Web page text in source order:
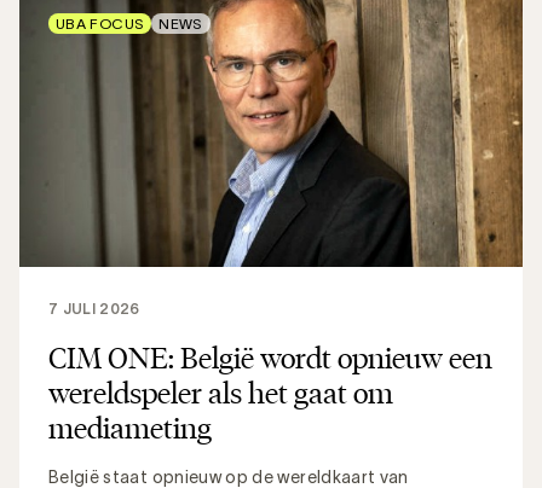
CIM ONE: België wordt opnieuw een
wereldspeler als het gaat om
mediameting
België staat opnieuw op de wereldkaart van
7 JULI 2026
UBA FOCUS NEWS